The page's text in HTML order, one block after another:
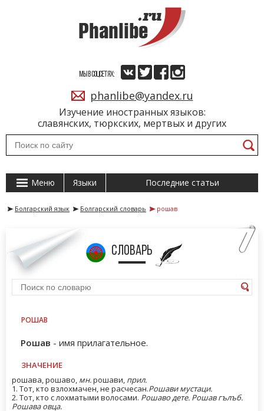
Изучение иностранных языков:
славянских, тюркских, мертвых и других
МЫ В СОЦСЕТЯХ:
phanlibe@yandex.ru
Меню Языки Последние статьи
Болгарский язык Болгарский словарь рошав
словарь
РОШАВ
Рошав - имя прилагательное.
ЗНАЧЕНИЕ
рошава, рошаво, мн.рошави, прил.
1. Тот, кто взлохмачен, не расчесан.Рошави мустаци.
2. Тот, кто с лохматыми волосами. Рошаво дете. Рошав гълъб.
Рошава овца.